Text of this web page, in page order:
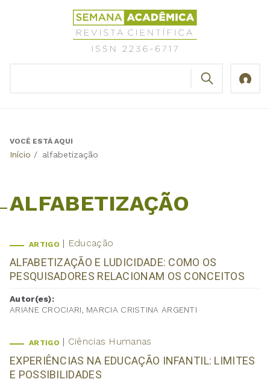
Revista
Científica
Semana
Back
VOCÊ ESTÁ AQUI
Início / alfabetização
ALFABETIZAÇÃO
ARTIGO Educação
ALFABETIZAÇÃO E LUDICIDADE: COMO OS
PESQUISADORES RELACIONAM OS CONCEITOS
Autor(es):
ARIANE CROCIARI, MARCIA CRISTINA ARGENTI
ARTIGO Ciências Humanas
EXPERIÊNCIAS NA EDUCAÇÃO INFANTIL: LIMITES
E POSSIBILIDADES